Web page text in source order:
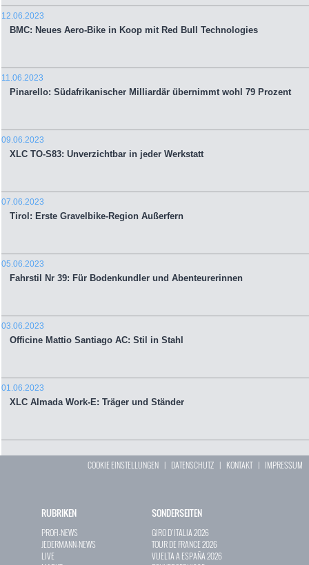
12.06.2023
BMC: Neues Aero-Bike in Koop mit Red Bull Technologies
11.06.2023
Pinarello: Südafrikanischer Milliardär übernimmt wohl 79 Prozent
09.06.2023
XLC TO-S83: Unverzichtbar in jeder Werkstatt
07.06.2023
Tirol: Erste Gravelbike-Region Außerfern
05.06.2023
Fahrstil Nr 39: Für Bodenkundler und Abenteurerinnen
03.06.2023
Officine Mattio Santiago AC: Stil in Stahl
01.06.2023
XLC Almada Work-E: Träger und Ständer
COOKIE EINSTELLUNGEN | DATENSCHUTZ | KONTAKT| IMPRESSUM
RUBRIKEN
PROFI-NEWS
JEDERMANN-NEWS
LIVE
SONDERSEITEN
GIRO D`ITALIA 2026
TOUR DE FRANCE 2026
VUELTA A ESPAÑA 2026